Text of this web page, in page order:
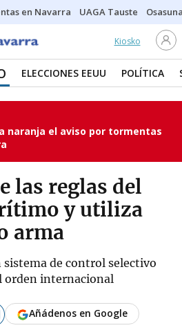
en Navarra UAGA Tauste
Kiosko
ELECCIONES EEUU POLÍTICA
naranja el aviso por tormentas
las reglas del
y utiliza
arma
sistema de control selectivo
orden internacional
Añádenos en Google